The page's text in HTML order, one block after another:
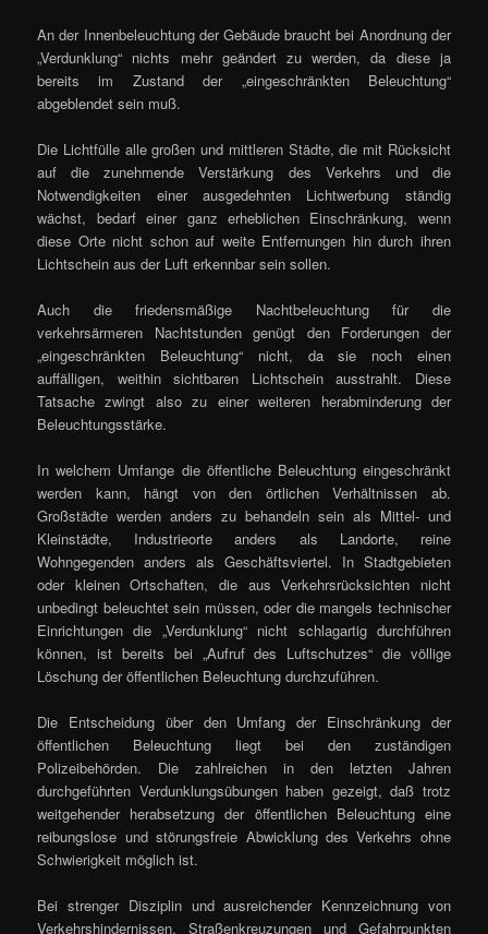
An der Innenbeleuchtung der Gebäude braucht bei Anordnung der
„Verdunklung“ nichts mehr geändert zu werden, da diese ja
bereits im Zustand der „eingeschränkten Beleuchtung“
abgeblendet sein muß.
Die Lichtfülle alle großen und mittleren Städte, die mit Rücksicht
auf die zunehmende Verstärkung des Verkehrs und die
Notwendigkeiten einer ausgedehnten Lichtwerbung ständig
wächst, bedarf einer ganz erheblichen Einschränkung, wenn
diese Orte nicht schon auf weite Entfernungen hin durch ihren
Lichtschein aus der Luft erkennbar sein sollen.
Auch die friedensmäßige Nachtbeleuchtung für die
verkehrsärmeren Nachtstunden genügt den Forderungen der
„eingeschränkten Beleuchtung“ nicht, da sie noch einen
auffälligen, weithin sichtbaren Lichtschein ausstrahlt. Diese
Tatsache zwingt also zu einer weiteren herabminderung der
Beleuchtungsstärke.
In welchem Umfange die öffentliche Beleuchtung eingeschränkt
werden kann, hängt von den örtlichen Verhältnissen ab.
Großstädte werden anders zu behandeln sein als Mittel- und
Kleinstädte, Industrieorte anders als Landorte, reine
Wohngegenden anders als Geschäftsviertel. In Stadtgebieten
oder kleinen Ortschaften, die aus Verkehrsrücksichten nicht
unbedingt beleuchtet sein müssen, oder die mangels technischer
Einrichtungen die „Verdunklung“ nicht schlagartig durchführen
können, ist bereits bei „Aufruf des Luftschutzes“ die völlige
Löschung der öffentlichen Beleuchtung durchzuführen.
Die Entscheidung über den Umfang der Einschränkung der
öffentlichen Beleuchtung liegt bei den zuständigen
Polizeibehörden. Die zahlreichen in den letzten Jahren
durchgeführten Verdunklungsübungen haben gezeigt, daß trotz
weitgehender herabsetzung der öffentlichen Beleuchtung eine
reibungslose und störungsfreie Abwicklung des Verkehrs ohne
Schwierigkeit möglich ist.
Bei strenger Disziplin und ausreichender Kennzeichnung von
Verkehrshindernissen, Straßenkreuzungen und Gefahrpunkten